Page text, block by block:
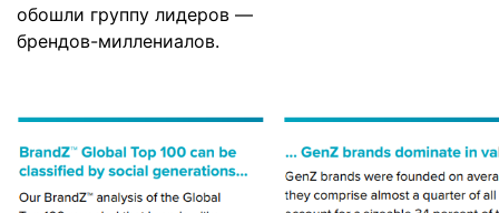
обошли группу лидеров —
брендов-миллениалов.